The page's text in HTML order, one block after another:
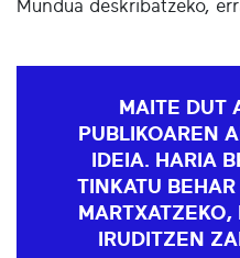
Mundua deskribatzeko,
MAITE DUT
PUBLIKOAREN
IDEIA. HARIA
TINKATU
IRUDITZEN